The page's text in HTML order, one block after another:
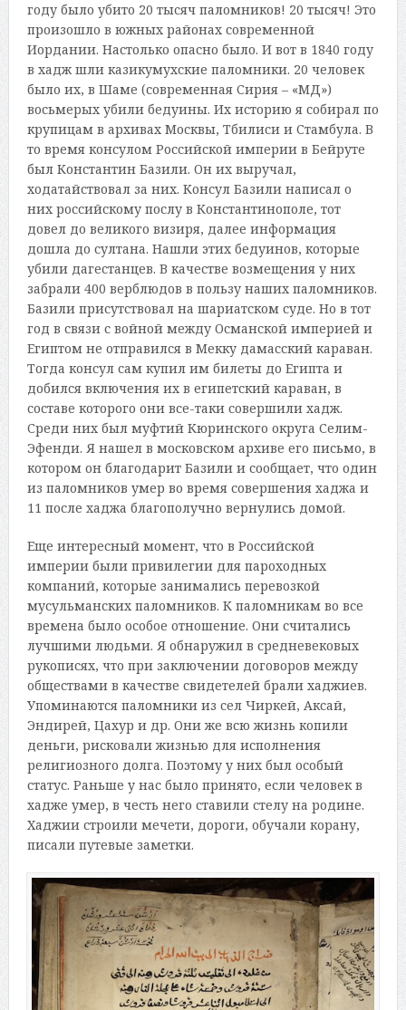
году было убито 20 тысяч паломников! 20 тысяч! Это
произошло в южных районах современной
Иордании. Настолько опасно было. И вот в 1840 году
в хадж шли казикумухские паломники. 20 человек
было их, в Шаме (современная Сирия – «МД»)
восьмерых убили бедуины. Их историю я собирал по
крупицам в архивах Москвы, Тбилиси и Стамбула. В
то время консулом Российской империи в Бейруте
был Константин Базили. Он их выручал,
ходатайствовал за них. Консул Базили написал о
них российскому послу в Константинополе, тот
довел до великого визиря, далее информация
дошла до султана. Нашли этих бедуинов, которые
убили дагестанцев. В качестве возмещения у них
забрали 400 верблюдов в пользу наших паломников.
Базили присутствовал на шариатском суде. Но в тот
год в связи с войной между Османской империей и
Египтом не отправился в Мекку дамасский караван.
Тогда консул сам купил им билеты до Египта и
добился включения их в египетский караван, в
составе которого они все-таки совершили хадж.
Среди них был муфтий Кюринского округа Селим-
Эфенди. Я нашел в московском архиве его письмо, в
котором он благодарит Базили и сообщает, что один
из паломников умер во время совершения хаджа и
11 после хаджа благополучно вернулись домой.
Еще интересный момент, что в Российской
империи были привилегии для пароходных
компаний, которые занимались перевозкой
мусульманских паломников. К паломникам во все
времена было особое отношение. Они считались
лучшими людьми. Я обнаружил в средневековых
рукописях, что при заключении договоров между
обществами в качестве свидетелей брали хаджиев.
Упоминаются паломники из сел Чиркей, Аксай,
Эндирей, Цахур и др. Они же всю жизнь копили
деньги, рисковали жизнью для исполнения
религиозного долга. Поэтому у них был особый
статус. Раньше у нас было принято, если человек в
хадже умер, в честь него ставили стелу на родине.
Хаджии строили мечети, дороги, обучали корану,
писали путевые заметки.